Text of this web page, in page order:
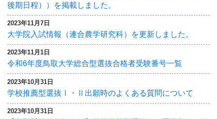
後期日程））を掲載しました。
2023年11月7日
大学院入試情報（連合農学研究科）を更新しました。
2023年11月1日
令和6年度鳥取大学総合型選抜合格者受験番号一覧
2023年10月31日
学校推薦型選抜Ⅰ・Ⅱ出願時のよくある質問について
2023年10月31日